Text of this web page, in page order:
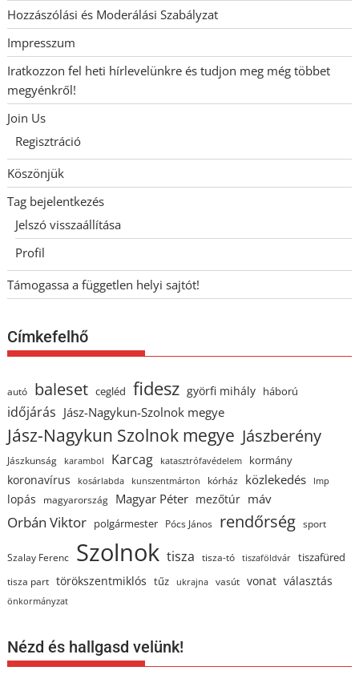
Hozzászólási és Moderálási Szabályzat
Impresszum
Iratkozzon fel heti hírlevelünkre és tudjon meg még többet
megyénkről!
Join Us
Regisztráció
Köszönjük
Tag bejelentkezés
Jelszó visszaállítása
Profil
Támogassa a független helyi sajtót!
Címkefelhő
autó baleset cegléd fidesz györfi mihály háború
időjárás Jász-Nagykun-Szolnok megye
Jász-Nagykun Szolnok megye Jászberény
Jászkunság karambol Karcag katasztrófavédelem kormány
koronavírus kosárlabda kunszentmárton kórház közlekedés lmp
lopás magyarország Magyar Péter mezőtúr máv
Orbán Viktor polgármester Pócs János rendőrség sport
Szalay Ferenc Szolnok tisza tisza-tó tiszaföldvár tiszafüred
tisza part törökszentmiklós tűz ukrajna vasút vonat választás
önkormányzat
Nézd és hallgasd velünk!